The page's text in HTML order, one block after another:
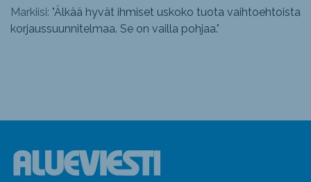
Markiisi: "Älkää hyvät ihmiset uskoko tuota vaihtoehtoista
korjaussuunnitelmaa. Se on vailla pohjaa."